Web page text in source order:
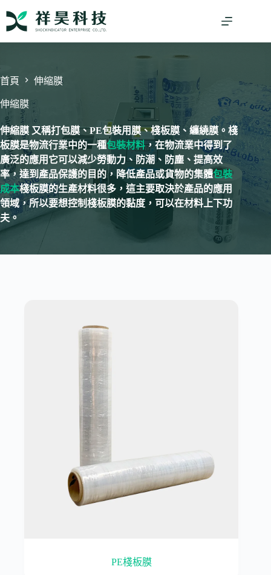
容
首頁 伸縮膜
伸縮膜
伸縮膜 又稱打包膜、PE包裝用膜、棧板膜、纏繞膜。棧
板膜是物流行業中的一種包裝材料，在物流業中得到了
廣泛的應用它可以減少勞動力、防潮、防塵、提高效
率，達到產品保護的目的，降低產品或貨物的集體包裝
成本棧板膜的生產材料很多，這主要取決於產品的應用
領域，所以要想控制棧板膜的黏度，可以在材料上下功
夫。
PE棧板膜